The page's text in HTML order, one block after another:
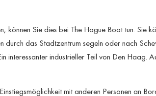
können Sie dies bei The Hague Boat tun. Sie
durch das Stadtzentrum segeln oder nach
interessanter industrieller Teil von Den Haag.
mit anderen Personen an